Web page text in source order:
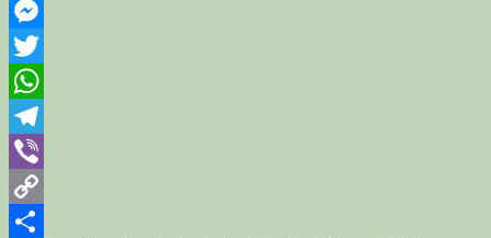
Facebook
Messenger
Twitter
WhatsApp
Telegram
Viber
Copy